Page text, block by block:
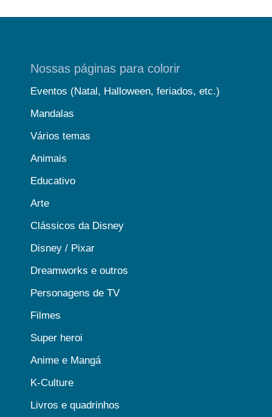
Nossas páginas para colorir
Eventos (Natal, Halloween, feriados, etc.)
Mandalas
Vários temas
Animais
Educativo
Arte
Clássicos da Disney
Disney / Pixar
Dreamworks e outros
Personagens de TV
Filmes
Super heroi
Anime e Mangá
K-Culture
Livros e quadrinhos